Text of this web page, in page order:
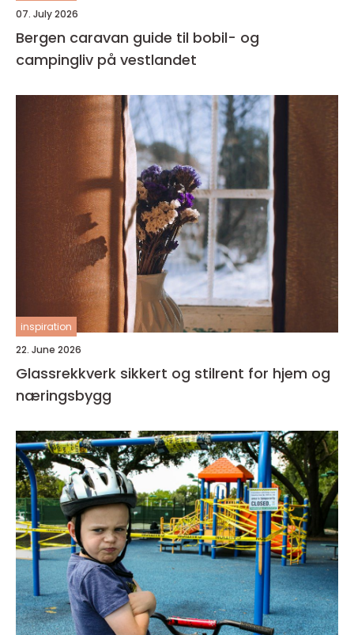
07. July 2026
Bergen caravan guide til bobil- og
campingliv på vestlandet
inspiration
22. June 2026
Glassrekkverk sikkert og stilrent for hjem og
næringsbygg